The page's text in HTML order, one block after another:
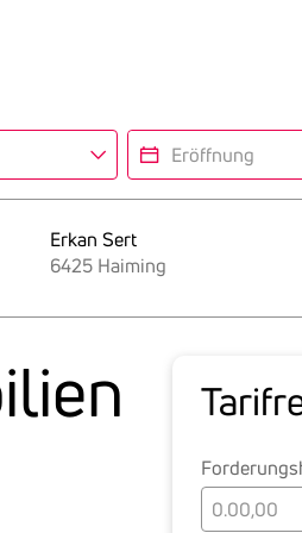
Eröffnung
Erkan Sert
6425 Haiming